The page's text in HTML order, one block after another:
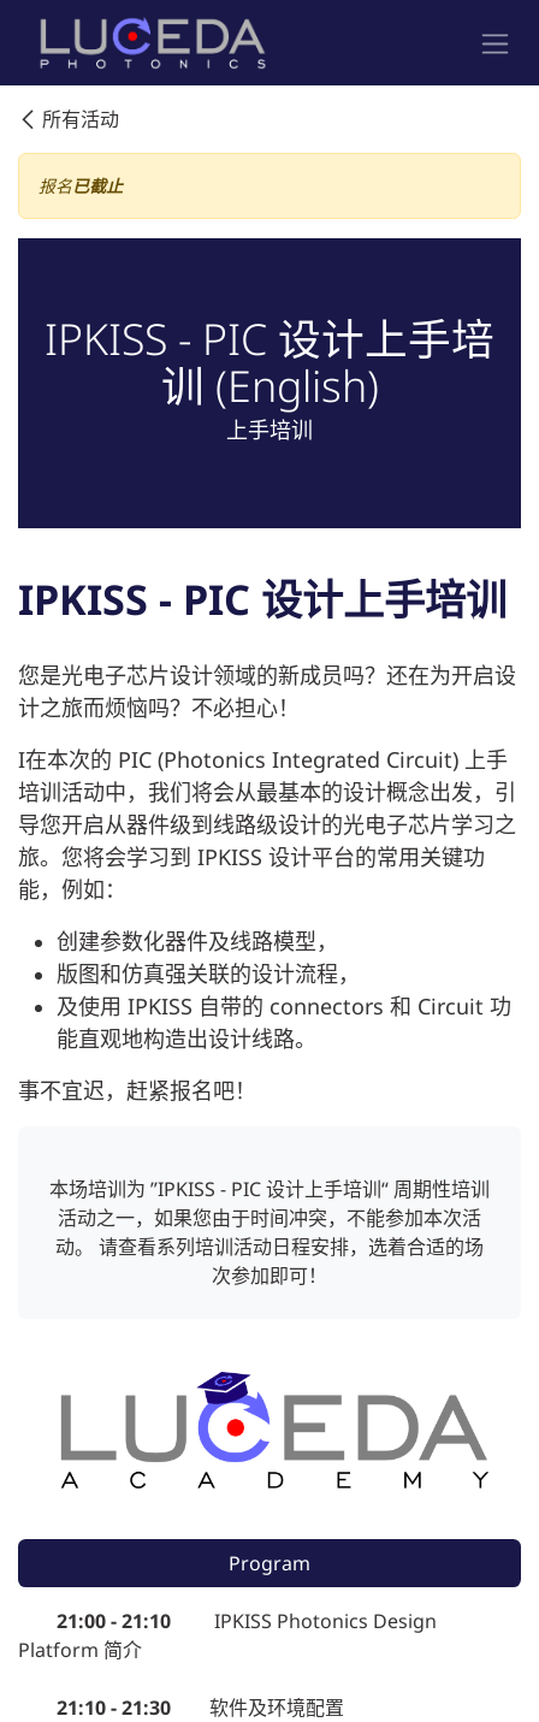
跳至内容
所有活动
报名已截止
IPKISS - PIC 设计上手培
训 (English)
上手培训
IPKISS - PIC 设计上手培训
您是光电子芯片设计领域的新成员吗？还在为开启设
计之旅而烦恼吗？不必担心！
I在本次的 PIC (Photonics Integrated Circuit) 上手
培训活动中，我们将会从最基本的设计概念出发，引
导您开启从器件级到线路级设计的光电子芯片学习之
旅。您将会学习到 IPKISS 设计平台的常用关键功
能，例如：
创建参数化器件及线路模型，
版图和仿真强关联的设计流程，
及使用 IPKISS 自带的 connectors 和 Circuit 功
能直观地构造出设计线路。
事不宜迟，赶紧报名吧！
本场培训为 ”IPKISS - PIC 设计上手培训“ 周期性培训
活动之一，如果您由于时间冲突，不能参加本次活
动。 请查看系列培训活动日程安排，选着合适的场
次参加即可！
Program
21:00 - 21:10 IPKISS Photonics Design
Platform 简介
21:10 - 21:30 软件及环境配置